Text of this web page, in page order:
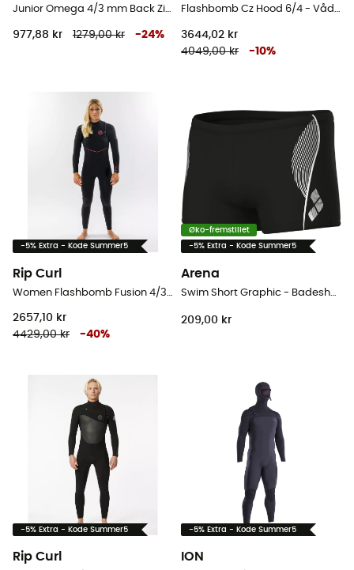
Junior Omega 4/3 mm Back Zip Wetsuit - Våddragter til surf - Barn
977,88 kr 1279,00 kr -24%
Flashbomb Cz Hood 6/4 - Våddragter til surf - Herrer
3644,02 kr
4049,00 kr
-10%
-5% Extra - Kode Summer5
Rip Curl
Women Flashbomb Fusion 4/3 mm Zip Free Wetsuit - Våddragter til surf - Damer
2657,10 kr
4429,00 kr
-40%
Øko-fremstillet
-5% Extra - Kode Summer5
Arena
Swim Short Graphic - Badeshort til herrer
209,00 kr
-5% Extra - Kode Summer5
Rip Curl
-5% Extra - Kode Summer5
ION